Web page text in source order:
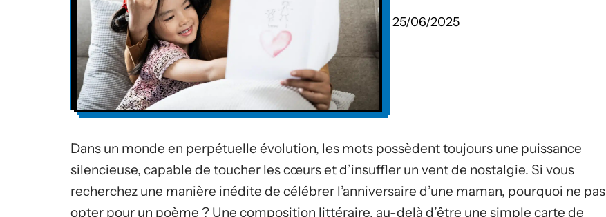
25/06/2025
Dans un monde en perpétuelle évolution, les mots possèdent toujours une puissance
silencieuse, capable de toucher les cœurs et d’insuffler un vent de nostalgie. Si vous
recherchez une manière inédite de célébrer l’anniversaire d’une maman, pourquoi ne pas
opter pour un poème ? Une composition littéraire, au-delà d’être une simple carte de